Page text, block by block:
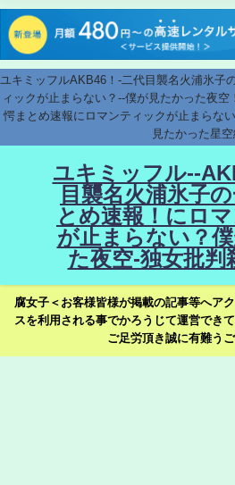
ユキミッフルAKB46！-二代目襲名火浦氷子
ィックが止まらない？--僕が見たかった夜
愕まとめ速報にロマンティックが止まらな
見たかった星
ユキミッフル--
目襲名火浦氷子
とめ速報！にロ
が止まらない？
た夜空-独女批判
腐女子＜お客様皆様が掲載の記事等へア
スを利用される事でかろうじて運営でき
ご足労頂き誠に有難うご